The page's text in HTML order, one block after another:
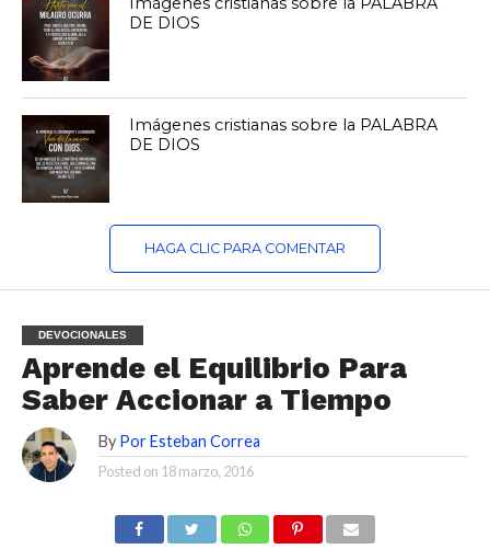
DE DIOS
Imágenes cristianas sobre la PALABRA
DE DIOS
HAGA CLIC PARA COMENTAR
DEVOCIONALES
Aprende el Equilibrio Para
Saber Accionar a Tiempo
By Por Esteban Correa
Posted on 18 marzo, 2016